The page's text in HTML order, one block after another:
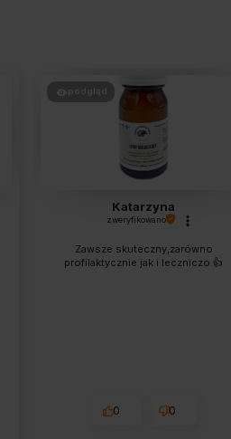
podgląd
Katarzyna
zweryfikowano
Zawsze skuteczny,zarówno
profilaktycznie jak i leczniczo.👍️
0 0